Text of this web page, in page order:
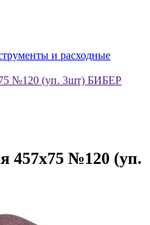
и расходные
№120 (уп. 3шт) БИБЕР
457х75 №120 (уп.